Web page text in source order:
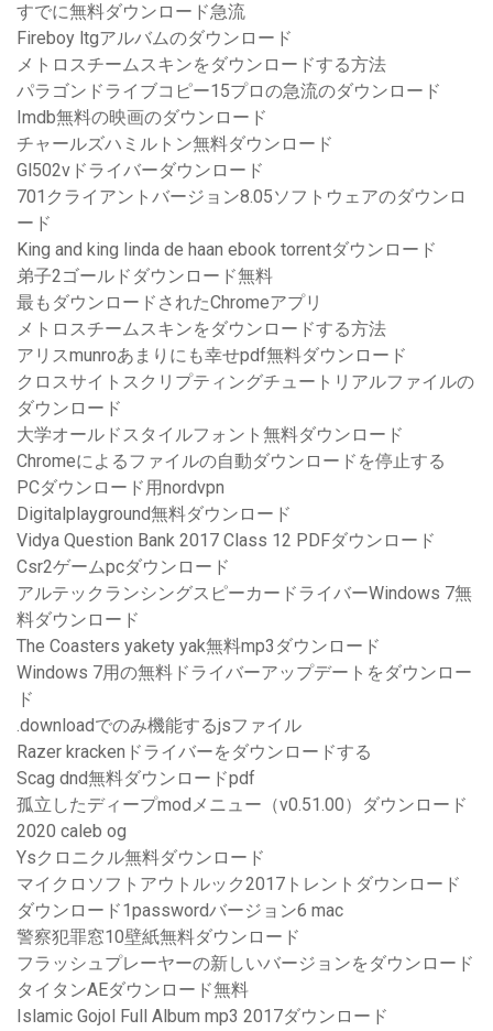
すでに無料ダウンロード急流
Fireboy ltgアルバムのダウンロード
メトロスチームスキンをダウンロードする方法
パラゴンドライブコピー15プロの急流のダウンロード
Imdb無料の映画のダウンロード
チャールズハミルトン無料ダウンロード
Gl502vドライバーダウンロード
701クライアントバージョン8.05ソフトウェアのダウンロ
ード
King and king linda de haan ebook torrentダウンロード
弟子2ゴールドダウンロード無料
最もダウンロードされたChromeアプリ
メトロスチームスキンをダウンロードする方法
アリスmunroあまりにも幸せpdf無料ダウンロード
クロスサイトスクリプティングチュートリアルファイルの
ダウンロード
大学オールドスタイルフォント無料ダウンロード
Chromeによるファイルの自動ダウンロードを停止する
PCダウンロード用nordvpn
Digitalplayground無料ダウンロード
Vidya Question Bank 2017 Class 12 PDFダウンロード
Csr2ゲームpcダウンロード
アルテックランシングスピーカードライバーWindows 7無
料ダウンロード
The Coasters yakety yak無料mp3ダウンロード
Windows 7用の無料ドライバーアップデートをダウンロー
ド
.downloadでのみ機能するjsファイル
Razer krackenドライバーをダウンロードする
Scag dnd無料ダウンロードpdf
孤立したディープmodメニュー（v0.51.00）ダウンロード
2020 caleb og
Ysクロニクル無料ダウンロード
マイクロソフトアウトルック2017トレントダウンロード
ダウンロード1passwordバージョン6 mac
警察犯罪窓10壁紙無料ダウンロード
フラッシュプレーヤーの新しいバージョンをダウンロード
タイタンAEダウンロード無料
Islamic Gojol Full Album mp3 2017ダウンロード